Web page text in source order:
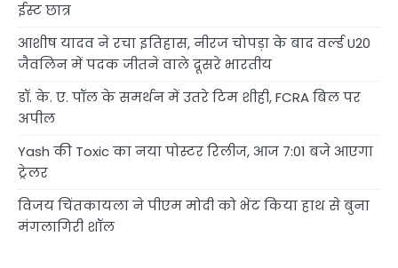
ईस्ट छात्र
आशीष यादव ने रचा इतिहास, नीरज चोपड़ा के बाद वर्ल्ड U20
जैवलिन में पदक जीतने वाले दूसरे भारतीय
डॉ. के. ए. पॉल के समर्थन में उतरे टिम शीही, FCRA बिल पर
अपील
Yash की Toxic का नया पोस्टर रिलीज, आज 7:01 बजे आएगा
ट्रेलर
विजय चिंतकायला ने पीएम मोदी को भेंट किया हाथ से बुना
मंगलागिरी शॉल